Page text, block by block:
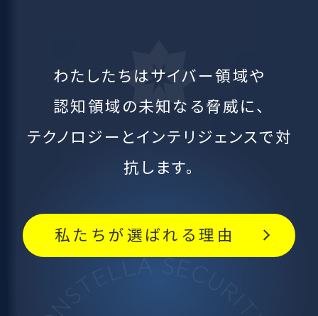
わたしたちはサイバー領域や
認知領域の未知なる脅威に、
テクノロジーとインテリジェンスで対
抗します。
私たちが選ばれる理由